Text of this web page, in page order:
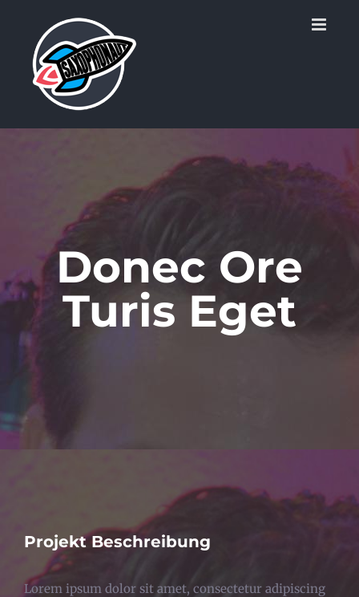
springen
Donec Ore
Turis Eget
Projekt Beschreibung
Lorem ipsum dolor sit amet, consectetur adipiscing